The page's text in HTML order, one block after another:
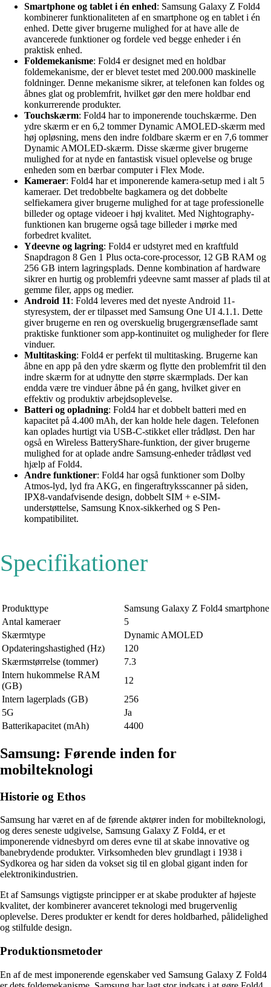
Smartphone og tablet i én enhed: Samsung Galaxy Z Fold4
kombinerer funktionaliteten af en smartphone og en tablet i én
enhed. Dette giver brugerne mulighed for at have alle de
avancerede funktioner og fordele ved begge enheder i én
praktisk enhed.
Foldemekanisme: Fold4 er designet med en holdbar
foldemekanisme, der er blevet testet med 200.000 maskinelle
foldninger. Denne mekanisme sikrer, at telefonen kan foldes og
åbnes glat og problemfrit, hvilket gør den mere holdbar end
konkurrerende produkter.
Touchskærm: Fold4 har to imponerende touchskærme. Den
ydre skærm er en 6,2 tommer Dynamic AMOLED-skærm med
høj opløsning, mens den indre foldbare skærm er en 7,6 tommer
Dynamic AMOLED-skærm. Disse skærme giver brugerne
mulighed for at nyde en fantastisk visuel oplevelse og bruge
enheden som en bærbar computer i Flex Mode.
Kameraer: Fold4 har et imponerende kamera-setup med i alt 5
kameraer. Det tredobbelte bagkamera og det dobbelte
selfiekamera giver brugerne mulighed for at tage professionelle
billeder og optage videoer i høj kvalitet. Med Nightography-
funktionen kan brugerne også tage billeder i mørke med
forbedret kvalitet.
Ydeevne og lagring: Fold4 er udstyret med en kraftfuld
Snapdragon 8 Gen 1 Plus octa-core-processor, 12 GB RAM og
256 GB intern lagringsplads. Denne kombination af hardware
sikrer en hurtig og problemfri ydeevne samt masser af plads til at
gemme filer, apps og medier.
Android 11: Fold4 leveres med det nyeste Android 11-
styresystem, der er tilpasset med Samsung One UI 4.1.1. Dette
giver brugerne en ren og overskuelig brugergrænseflade samt
praktiske funktioner som app-kontinuitet og muligheder for flere
vinduer.
Multitasking: Fold4 er perfekt til multitasking. Brugerne kan
åbne en app på den ydre skærm og flytte den problemfrit til den
indre skærm for at udnytte den større skærmplads. Der kan
endda være tre vinduer åbne på én gang, hvilket giver en
effektiv og produktiv arbejdsoplevelse.
Batteri og opladning: Fold4 har et dobbelt batteri med en
kapacitet på 4.400 mAh, der kan holde hele dagen. Telefonen
kan oplades hurtigt via USB-C-stikket eller trådløst. Den har
også en Wireless BatteryShare-funktion, der giver brugerne
mulighed for at oplade andre Samsung-enheder trådløst ved
hjælp af Fold4.
Andre funktioner: Fold4 har også funktioner som Dolby
Atmos-lyd, lyd fra AKG, en fingeraftryksscanner på siden,
IPX8-vandafvisende design, dobbelt SIM + e-SIM-
understøttelse, Samsung Knox-sikkerhed og S Pen-
kompatibilitet.
Specifikationer
Produkttype
Samsung Galaxy Z Fold4 smartphone
Antal kameraer
5
Skærmtype
Dynamic AMOLED
Opdateringshastighed (Hz)
120
Skærmstørrelse (tommer)
7.3
Intern hukommelse RAM
(GB)
12
Intern lagerplads (GB)
256
5G
Ja
Batterikapacitet (mAh)
4400
Samsung: Førende inden for
mobilteknologi
Historie og Ethos
Samsung har været en af de førende aktører inden for mobilteknologi,
og deres seneste udgivelse, Samsung Galaxy Z Fold4, er et
imponerende vidnesbyrd om deres evne til at skabe innovative og
banebrydende produkter. Virksomheden blev grundlagt i 1938 i
Sydkorea og har siden da vokset sig til en global gigant inden for
elektronikindustrien.
Et af Samsungs vigtigste principper er at skabe produkter af højeste
kvalitet, der kombinerer avanceret teknologi med brugervenlig
oplevelse. Deres produkter er kendt for deres holdbarhed, pålidelighed
og stilfulde design.
Produktionsmetoder
En af de mest imponerende egenskaber ved Samsung Galaxy Z Fold4